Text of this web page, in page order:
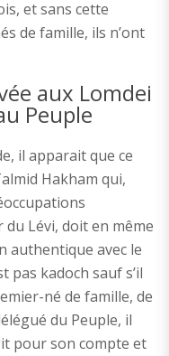
et sans cette
de famille, ils n’ont
aux Lomdei
Peuple
il apparait que ce
Hakham qui,
du Lévi, doit en même
authentique avec le
pas kadoch sauf s’il
né de famille, de
du Peuple, il
pour son compte et